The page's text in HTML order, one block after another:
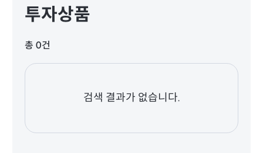
투자상품
총 0건
검색 결과가 없습니다.